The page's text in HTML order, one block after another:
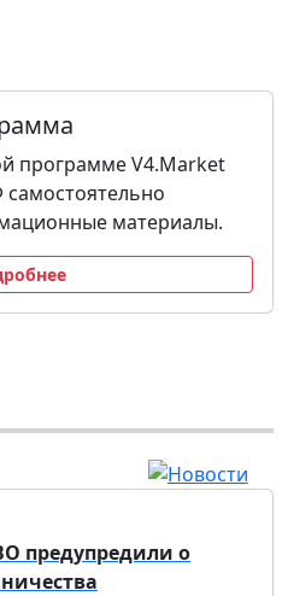
программе V4.Market
материалы.
предупредили о